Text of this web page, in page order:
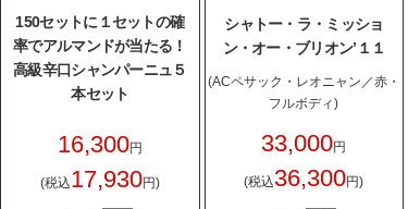
150セットに１セットの確
率でアルマンドが当たる！
高級辛口シャンパーニュ５
本セット
16,300円
(税込17,930円)
シャトー・ラ・ミッショ
ン・オー・ブリオン’１１
(ACペサック・レオニャン／赤・
フルボディ)
33,000円
(税込36,300円)